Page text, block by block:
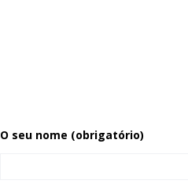
O seu nome (obrigatório)